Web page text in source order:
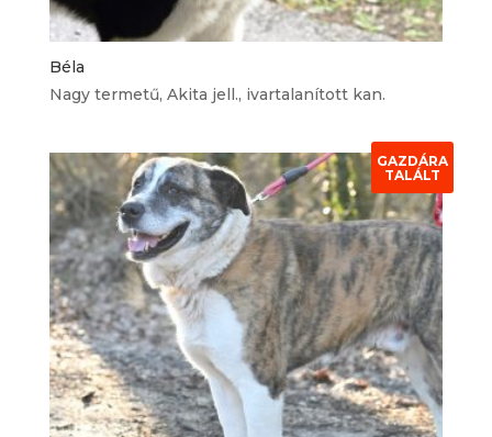
Béla
Nagy termetű, Akita jell., ivartalanított kan.
GAZDÁRA
TALÁLT